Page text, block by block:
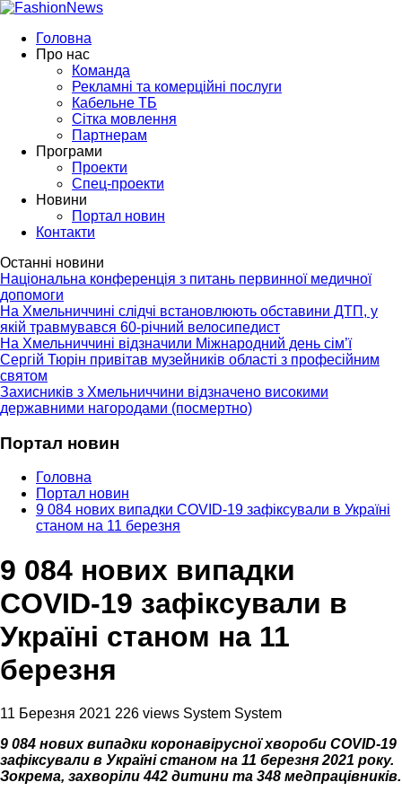
Головна
Про нас
Команда
Рекламні та комерційні послуги
Кабельне ТБ
Сітка мовлення
Партнерам
Програми
Проекти
Спец-проекти
Новини
Портал новин
Контакти
Останні новини
Національна конференція з питань первинної медичної
допомоги
На Хмельниччині слідчі встановлюють обставини ДТП, у
якій травмувався 60-річний велосипедист
На Хмельниччині відзначили Міжнародний день сім’ї
Сергій Тюрін привітав музейників області з професійним
святом
Захисників з Хмельниччини відзначено високими
державними нагородами (посмертно)
Портал новин
Головна
Портал новин
9 084 нових випадки COVID-19 зафіксували в Україні
станом на 11 березня
9 084 нових випадки
COVID-19 зафіксували в
Україні станом на 11
березня
11 Березня 2021 226 views System System
9 084 нових випадки коронавірусної хвороби COVID-19
зафіксували в Україні станом на 11 березня 2021 року.
Зокрема, захворіли 442 дитини та 348 медпрацівників.